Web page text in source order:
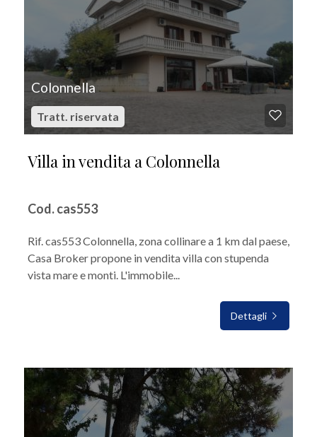
Colonnella
Tratt. riservata
Villa in vendita a Colonnella
Cod. cas553
Rif. cas553 Colonnella, zona collinare a 1 km dal paese,
Casa Broker propone in vendita villa con stupenda
vista mare e monti. L'immobile...
Dettagli